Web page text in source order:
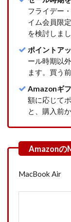
ツが
おす
すめ
な人
4
まと
め｜
MacBook
買うなら
購入方法
の使い分
ント
フライデー
イム会員限
を検討しま
ポイントア
ール時期以
ます。買う
Amazonギ
額に応じて
と、購入前
MacBook Air